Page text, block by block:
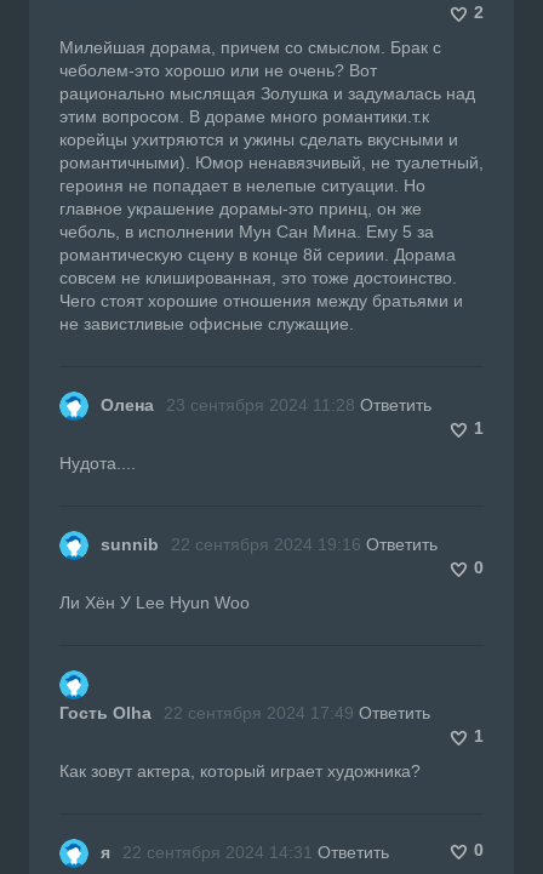
2
Милейшая дорама, причем со смыслом. Брак с
чеболем-это хорошо или не очень? Вот
рационально мыслящая Золушка и задумалась над
этим вопросом. В дораме много романтики.т.к
корейцы ухитряются и ужины сделать вкусными и
романтичными). Юмор ненавязчивый, не туалетный,
героиня не попадает в нелепые ситуации. Но
главное украшение дорамы-это принц, он же
чеболь, в исполнении Мун Сан Мина. Ему 5 за
романтическую сцену в конце 8й сериии. Дорама
совсем не клишированная, это тоже достоинство.
Чего стоят хорошие отношения между братьями и
не завистливые офисные служащие.
Олена 23 сентября 2024 11:28 Ответить
1
Нудота....
sunnib 22 сентября 2024 19:16 Ответить
0
Ли Хён У Lee Hyun Woo
Гость Olha 22 сентября 2024 17:49 Ответить
1
Как зовут актера, который играет художника?
я 22 сентября 2024 14:31 Ответить
0